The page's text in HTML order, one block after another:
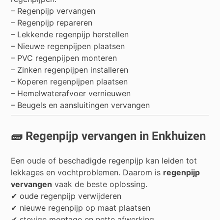
– Regenpijp vervangen
– Regenpijp repareren
– Lekkende regenpijp herstellen
– Nieuwe regenpijpen plaatsen
– PVC regenpijpen monteren
– Zinken regenpijpen installeren
– Koperen regenpijpen plaatsen
– Hemelwaterafvoer vernieuwen
– Beugels en aansluitingen vervangen
🧱 Regenpijp vervangen in Enkhuizen
Een oude of beschadigde regenpijp kan leiden tot
lekkages en vochtproblemen. Daarom is regenpijp
vervangen vaak de beste oplossing.
✔ oude regenpijp verwijderen
✔ nieuwe regenpijp op maat plaatsen